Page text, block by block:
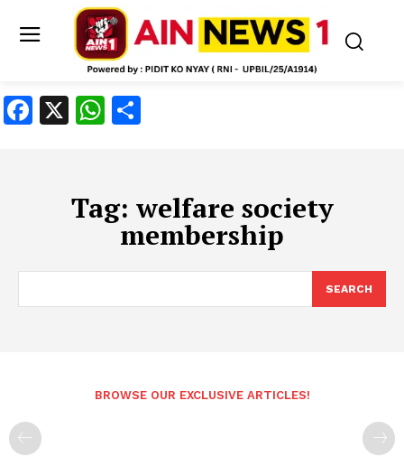
Facebook
X WhatsApp
Tag: welfare society
membership
SEARCH
BROWSE OUR EXCLUSIVE ARTICLES!